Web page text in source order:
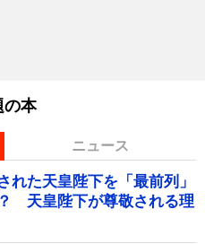
の本
ニュース
れた天皇陛下を「最前列」
天皇陛下が尊敬される理